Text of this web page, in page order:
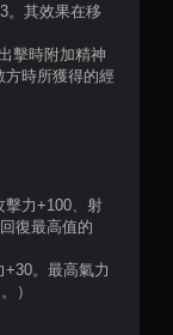
。其效果在移
擊時附加精神
時所獲得的經
力+100、射
復最高值的
。最高氣力
）